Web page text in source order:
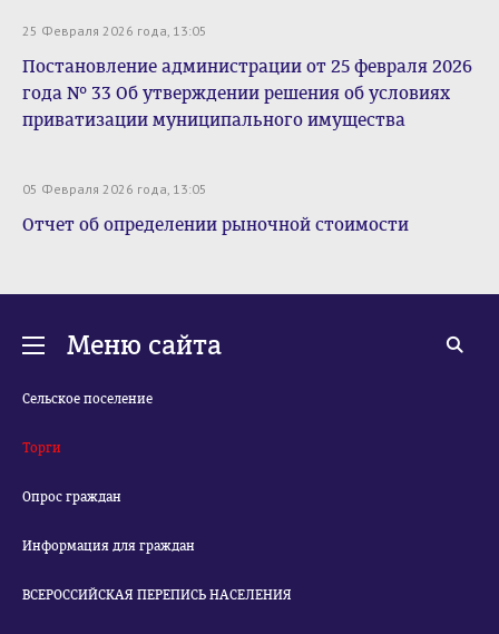
25 Февраля 2026 года, 13:05
Постановление администрации от 25 февраля 2026
года № 33 Об утверждении решения об условиях
приватизации муниципального имущества
05 Февраля 2026 года, 13:05
Отчет об определении рыночной стоимости
Меню сайта
Сельское поселение
Торги
Опрос граждан
Информация для граждан
ВСЕРОССИЙСКАЯ ПЕРЕПИСЬ НАСЕЛЕНИЯ